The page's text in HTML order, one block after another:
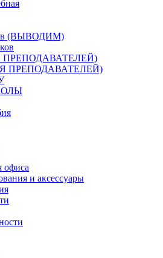
(ВЫВОДИМ)
ПРЕПОДАВАТЕЛЕЙ)
ПРЕПОДАВАТЕЛЕЙ)
офиса
и аксессуары